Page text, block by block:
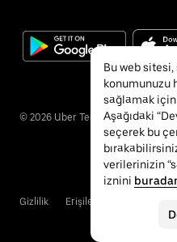
© 2026 Uber Technologies Inc.
Gizlilik Erişilebilirlik
Bu web
konumunuzu
sağlamak
Aşağıdaki
seçerek bu
verilerinizin
iznini